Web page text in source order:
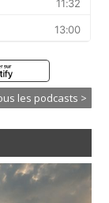
les podcasts >